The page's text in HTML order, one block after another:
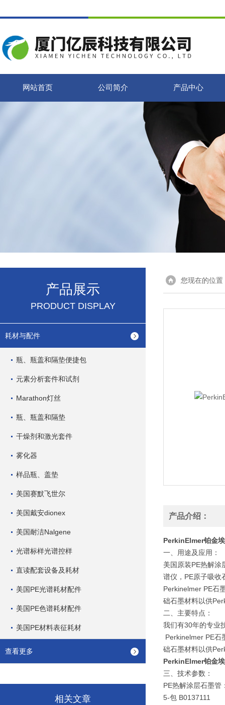
网站首页 公司简介 产品中心
产品展示
PRODUCT DISPLAY
耗材与配件
瓶、瓶盖和隔垫便捷包
元素分析套件和试剂
Marathon灯丝
瓶、瓶盖和隔垫
干燥剂和激光套件
雾化器
样品瓶、盖垫
美国赛默飞世尔
美国戴安dionex
美国耐洁Nalgene
光谱标样光谱控样
直读配套设备及耗材
美国PE光谱耗材配件
美国PE色谱耗材配件
美国PE材料表征耗材
查看更多
相关文章
您现在的位置
产品介绍：
PerkinElmer铂金
一、用途及应用：
美国原装PE热解涂
谱仪，PE原子吸收
Perkinelmer PE石
础石墨材料以供
二、主要特点：
我们有30年的专业
Perkinelmer PE石
础石墨材料以供
PerkinElmer铂金
三、技术参数：
PE热解涂层石墨管
5-包 B0137111